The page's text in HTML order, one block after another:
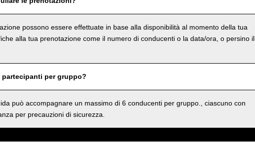
possono essere effettuate in base alla disponibilità al momento della tua
alla tua prenotazione come il numero di conducenti o la data/ora, o persino il
per gruppo?
può accompagnare un massimo di 6 conducenti per gruppo., ciascuno con
per precauzioni di sicurezza.